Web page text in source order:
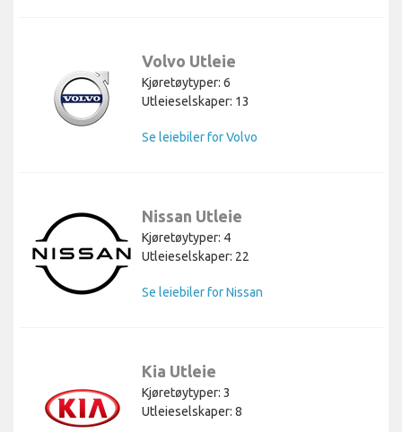
Volvo Utleie
Kjøretøytyper: 6
Utleieselskaper: 13
Se leiebiler for Volvo
Nissan Utleie
Kjøretøytyper: 4
Utleieselskaper: 22
Se leiebiler for Nissan
Kia Utleie
Kjøretøytyper: 3
Utleieselskaper: 8